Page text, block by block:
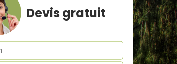
Devis gratuit